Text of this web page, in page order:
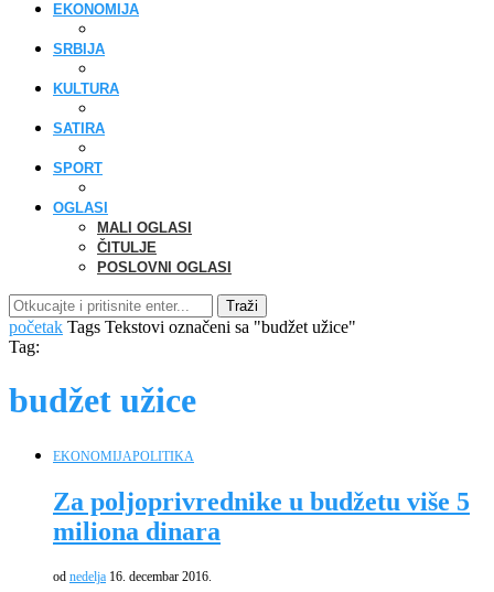
EKONOMIJA
SRBIJA
KULTURA
SATIRA
SPORT
OGLASI
MALI OGLASI
ČITULJE
POSLOVNI OGLASI
Traži
početak Tags Tekstovi označeni sa "budžet užice"
Tag:
budžet užice
EKONOMIJAPOLITIKA
Za poljoprivrednike u budžetu više 5
miliona dinara
od nedelja 16. decembar 2016.